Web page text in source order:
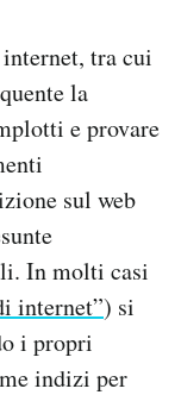
tra cui
la
e provare
sul web
In molti casi
internet”) si
i propri
indizi per